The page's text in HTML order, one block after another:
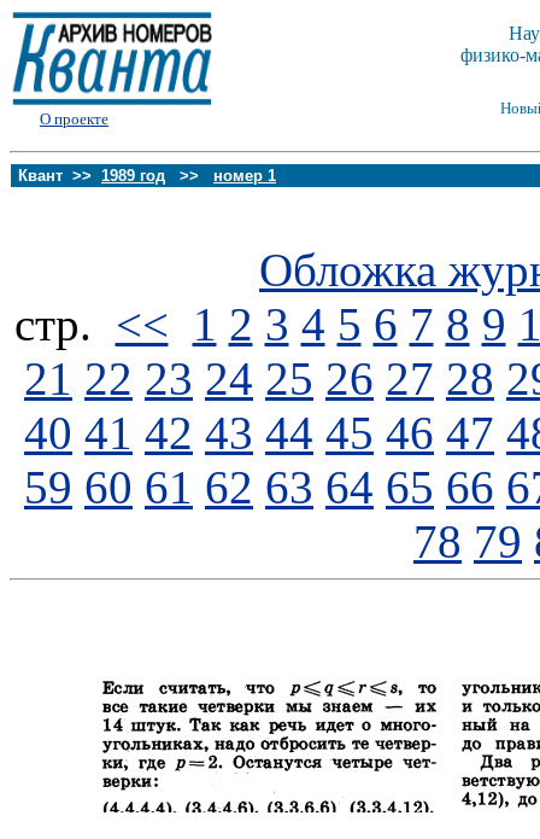
О проекте
физико-
Квант >> 1989 год >> номер 1
Обложка
стp. << 1 2 3 4 5 6 7 8 9
21 22 23 24 25 26 27 28
40 41 42 43 44 45 46 47
59 60 61 62 63 64 65 66
78 79